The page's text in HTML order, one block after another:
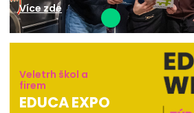
Více zde
Veletrh škol a
firem
EDUCA EXPO